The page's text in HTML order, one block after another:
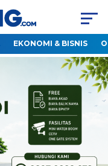
EKONOMI & BISNIS